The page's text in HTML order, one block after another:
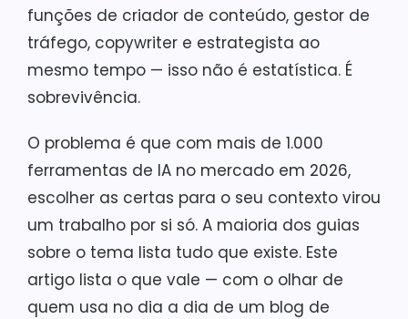
funções de criador de conteúdo, gestor de
tráfego, copywriter e estrategista ao
mesmo tempo — isso não é estatística. É
sobrevivência.
O problema é que com mais de 1.000
ferramentas de IA no mercado em 2026,
escolher as certas para o seu contexto virou
um trabalho por si só. A maioria dos guias
sobre o tema lista tudo que existe. Este
artigo lista o que vale — com o olhar de
quem usa no dia a dia de um blog de